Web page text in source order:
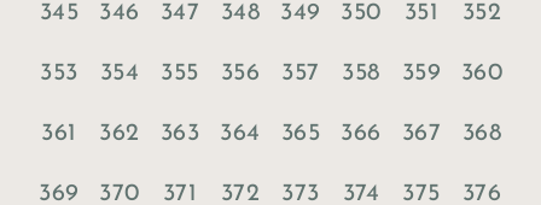
345 346 347 348 349 350 351 352
353 354 355 356 357 358 359 360
361 362 363 364 365 366 367 368
369 370 371 372 373 374 375 376